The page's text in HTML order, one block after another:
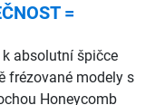
=
absolutní špičce
frézované modely s
Honeycomb